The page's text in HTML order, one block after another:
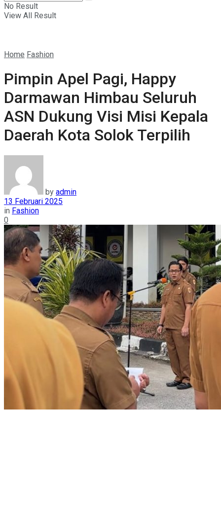
No Result
View All Result
Home Fashion
Pimpin Apel Pagi, Happy
Darmawan Himbau Seluruh
ASN Dukung Visi Misi Kepala
Daerah Kota Solok Terpilih
by admin
13 Februari 2025
in Fashion
0